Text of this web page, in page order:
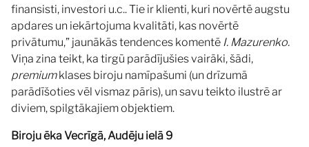
finansisti, investori u.c.. Tie ir klienti, kuri novērtē augstu
apdares un iekārtojuma kvalitāti, kas novērtē
privātumu,” jaunākās tendences komentē I. Mazurenko.
Viņa zina teikt, ka tirgū parādījušies vairāki, šādi,
premiumklases biroju namīpašumi (un drīzumā
parādīšoties vēl vismaz pāris), un savu teikto ilustrē ar
diviem, spilgtākajiem objektiem.
Biroju ēka Vecrīgā, Audēju ielā 9